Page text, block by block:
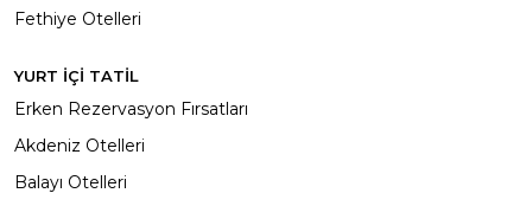
Fethiye Otelleri
YURT İÇİ TATİL
Erken Rezervasyon Fırsatları
Akdeniz Otelleri
Balayı Otelleri